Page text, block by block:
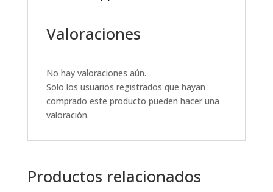
Valoraciones
No hay valoraciones aún.
Solo los usuarios registrados que hayan
comprado este producto pueden hacer una
valoración.
Productos relacionados